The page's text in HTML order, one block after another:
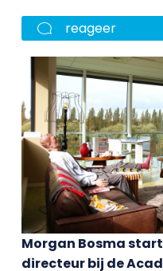
reageer
Morgan Bosma
directeur bij de